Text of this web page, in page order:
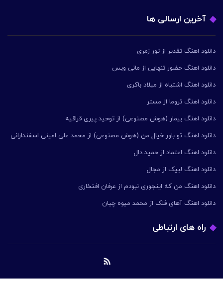
آخرین ارسالی ها
دانلود اهنگ تقدیر از تور زمری
دانلود اهنگ حضور تنهایی از مانی ویس
دانلود اهنگ اشتباه از میلاد باکری
دانلود اهنگ تروما از مستر
دانلود اهنگ بیمار (هوش مصنوعی) از توحید پیری قراقیه
دانلود اهنگ تو باور خیال من (هوش مصنوعی) از محمد علی امینی اسفندارانی
دانلود اهنگ اعتماد از حمید دال
دانلود اهنگ لبیک از مجال
دانلود اهنگ من که اینجوری نبودم از عرفان افتخاری
دانلود اهنگ آهای فلک از محمد میوه چیان
راه های ارتباطی